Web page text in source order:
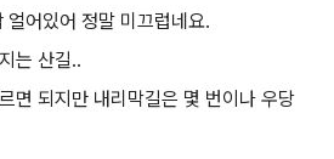
얼어있어 정말 미끄럽네요.
는 산길..
면 되지만 내리막길은 몇 번이나 우당